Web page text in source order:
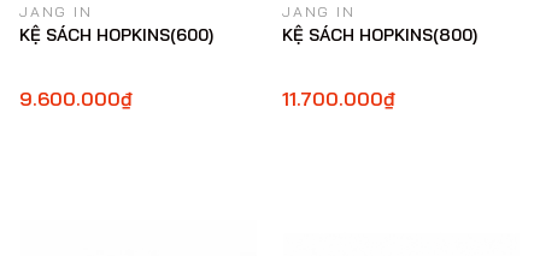
JANG IN
KỆ SÁCH HOPKINS(600)
9.600.000₫
JANG IN
KỆ SÁCH HOPKINS(800)
11.700.000₫